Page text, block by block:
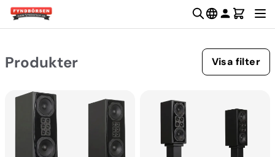
Produkter Visa filter